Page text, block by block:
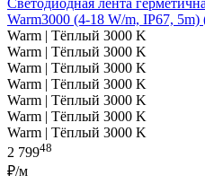
Светодиодная лента
Warm3000 (4-18 W/m, IP67,
Warm | Тёплый 3000 K
Warm | Тёплый 3000 K
Warm | Тёплый 3000 K
Warm | Тёплый 3000 K
Warm | Тёплый 3000 K
Warm | Тёплый 3000 K
Warm | Тёплый 3000 K
2 79948
₽/м